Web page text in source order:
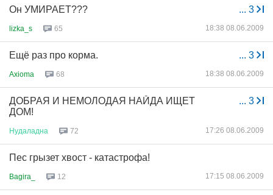
... 3
Он УМИРАЕТ???
lizka_s 65 18:38 08.06.2009
... 3
Ещё раз про корма.
Axioma 68 18:38 08.06.2009
... 3
ДОБРАЯ И НЕМОЛОДАЯ НАЙДА ИЩЕТ
ДОМ!
Нудаладна 72 17:26 08.06.2009
Пес грызет хвост - катастрофа!
Bagira_ 12 17:15 08.06.2009